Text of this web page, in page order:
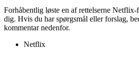
Forhåbentlig løste en af ​​rettelserne
dig. Hvis du har spørgsmål eller forslag,
kommentar nedenfor.
Netflix